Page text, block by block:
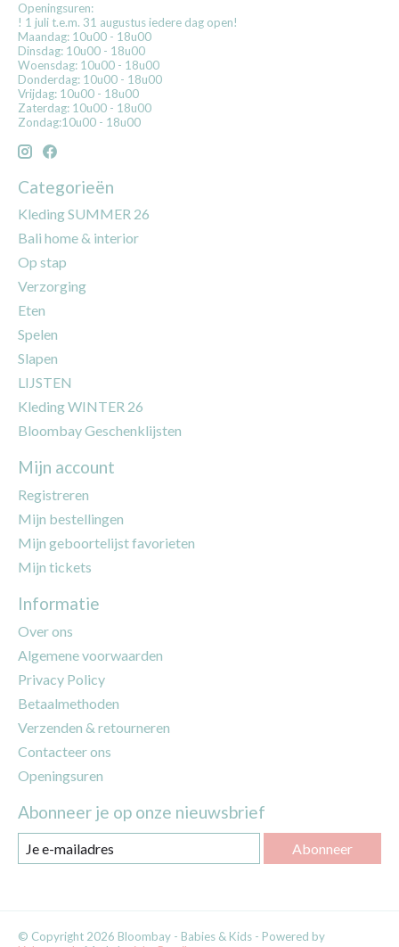
Openingsuren:
! 1 juli t.e.m. 31 augustus iedere dag open!
Maandag: 10u00 - 18u00
Dinsdag: 10u00 - 18u00
Woensdag: 10u00 - 18u00
Donderdag: 10u00 - 18u00
Vrijdag: 10u00 - 18u00
Zaterdag: 10u00 - 18u00
Zondag:10u00 - 18u00
Categorieën
Kleding SUMMER 26
Bali home & interior
Op stap
Verzorging
Eten
Spelen
Slapen
LIJSTEN
Kleding WINTER 26
Bloombay Geschenklijsten
Mijn account
Registreren
Mijn bestellingen
Mijn geboortelijst favorieten
Mijn tickets
Informatie
Over ons
Algemene voorwaarden
Privacy Policy
Betaalmethoden
Verzenden & retourneren
Contacteer ons
Openingsuren
Abonneer je op onze nieuwsbrief
Abonneer
© Copyright 2026 Bloombay - Babies & Kids - Powered by